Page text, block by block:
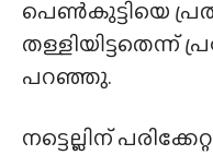
പെൺകുട്ടിയെ
തള്ളിയിട്ടതെന്ന്
പറഞ്ഞു.
നട്ടെല്ലിന്